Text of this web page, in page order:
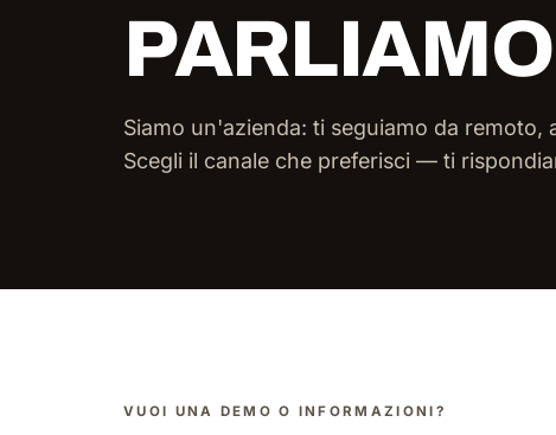
Siamo un'azienda: ti seguiamo da remoto,
Scegli il canale che preferisci — ti
VUOI UNA DEMO O INFORMAZIONI?